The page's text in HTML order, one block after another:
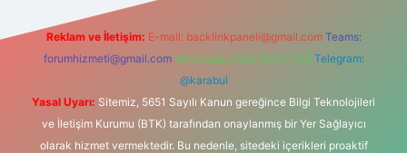
Reklam ve İletişim: E-mail: backlinkpaneli@gmail.com Teams:
forumhizmeti@gmail.com Whatsapp: 0262 606 0 726 Telegram:
@karabul
Yasal Uyarı: Sitemiz, 5651 Sayılı Kanun gereğince Bilgi Teknolojileri
ve İletişim Kurumu (BTK) tarafından onaylanmış bir Yer Sağlayıcı
olarak hizmet vermektedir. Bu nedenle, sitedeki içerikleri proaktif